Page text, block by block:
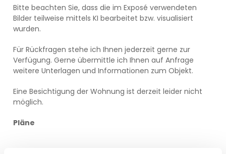
Bitte beachten Sie, dass die im Exposé verwendeten
Bilder teilweise mittels KI bearbeitet bzw. visualisiert
wurden.
Für Rückfragen stehe ich Ihnen jederzeit gerne zur
Verfügung. Gerne übermittle ich Ihnen auf Anfrage
weitere Unterlagen und Informationen zum Objekt.
Eine Besichtigung der Wohnung ist derzeit leider nicht
möglich.
Pläne